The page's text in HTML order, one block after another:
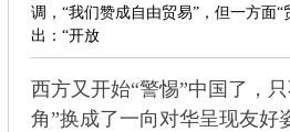
调，“我们赞成自由贸易”，但一方面
出：“开放
西方又开始“警惕”中国了，
角”换成了一向对华呈现友好